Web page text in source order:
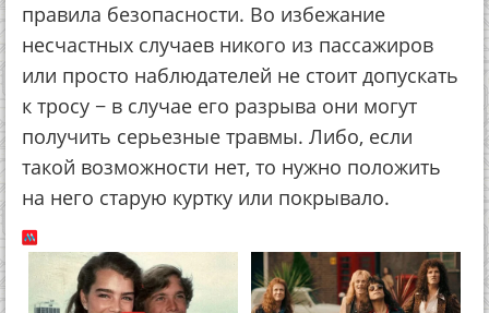
правила безопасности. Во избежание
несчастных случаев никого из пассажиров
или просто наблюдателей не стоит допускать
к тросу − в случае его разрыва они могут
получить серьезные травмы. Либо, если
такой возможности нет, то нужно положить
на него старую куртку или покрывало.